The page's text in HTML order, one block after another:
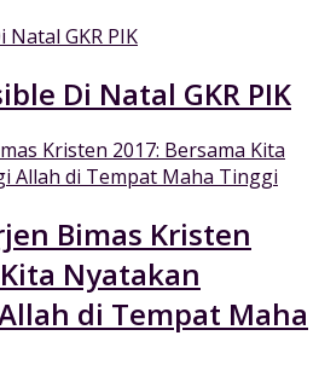
Di Natal GKR PIK
Bimas Kristen
Nyatakan
di Tempat Maha